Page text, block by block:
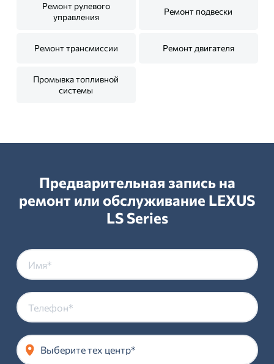
Ремонт рулевого
управления
Ремонт подвески
Ремонт трансмиссии Ремонт двигателя
Промывка топливной
системы
Предварительная запись на
ремонт или обслуживание LEXUS
LS Series
Выберите тех центр*